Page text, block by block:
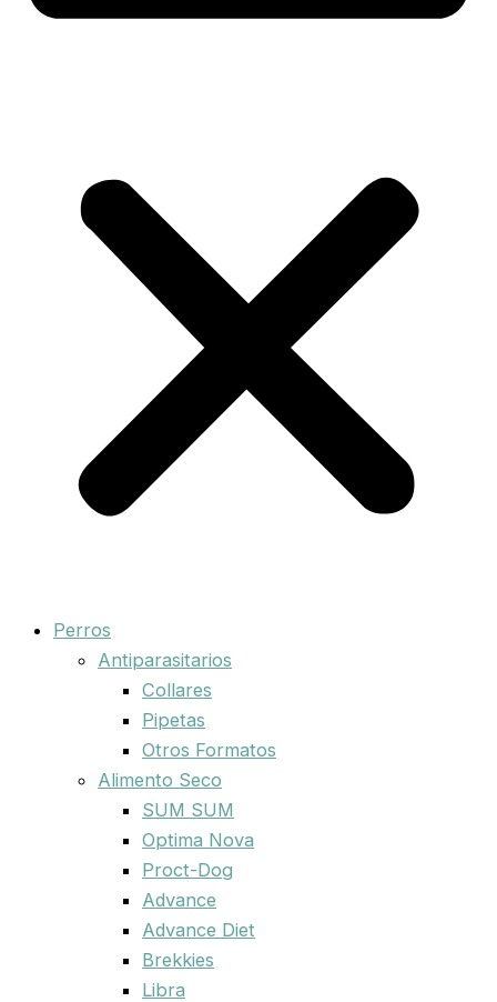
Perros
Antiparasitarios
Collares
Pipetas
Otros Formatos
Alimento Seco
SUM SUM
Optima Nova
Proct-Dog
Advance
Advance Diet
Brekkies
Libra